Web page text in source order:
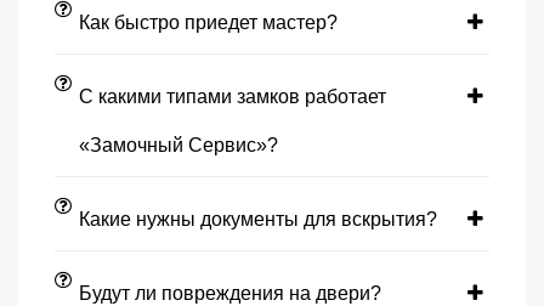
Как быстро приедет мастер?
С какими типами замков работает
«Замочный Сервис»?
Какие нужны документы для вскрытия?
Будут ли повреждения на двери?